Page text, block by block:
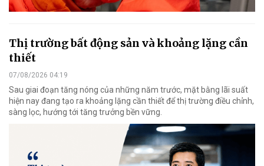
Thị trường bất động sản và khoảng lặng cần
thiết
07/08/2026 04:19
Sau giai đoạn tăng nóng của những năm trước, mặt bằng lãi suất
hiện nay đang tạo ra khoảng lặng cần thiết để thị trường điều chỉnh,
sàng lọc, hướng tới tăng trưởng bền vững.